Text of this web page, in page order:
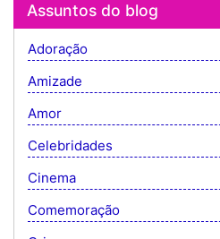
Assuntos do blog
Adoração
Amizade
Amor
Celebridades
Cinema
Comemoração